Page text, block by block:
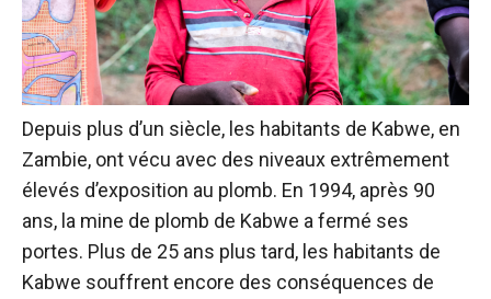
Depuis plus d’un siècle, les habitants de Kabwe, en
Zambie, ont vécu avec des niveaux extrêmement
élevés d’exposition au plomb. En 1994, après 90
ans, la mine de plomb de Kabwe a fermé ses
portes. Plus de 25 ans plus tard, les habitants de
Kabwe souffrent encore des conséquences de